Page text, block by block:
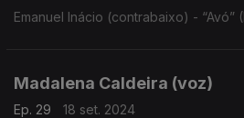
Emanuel Inácio (contrabaixo) - “Avó”
Madalena Caldeira (voz)
Ep. 29
18 set. 2024